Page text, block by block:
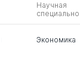
Научная
Экономика